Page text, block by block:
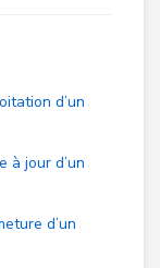
d’un
à jour d’un
d’un